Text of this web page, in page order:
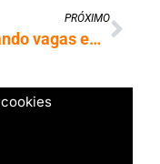
PRÓXIMO
Buscando vagas em TI? Junte-se à Bee Hunter e deixe a IA encontrar sua próxima oportunidade!